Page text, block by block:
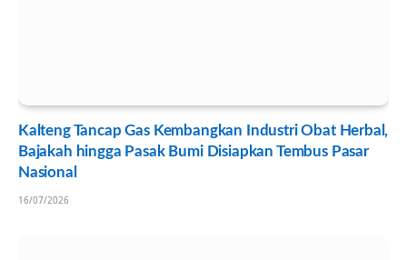
Kalteng Tancap Gas Kembangkan Industri Obat Herbal,
Bajakah hingga Pasak Bumi Disiapkan Tembus Pasar
Nasional
16/07/2026